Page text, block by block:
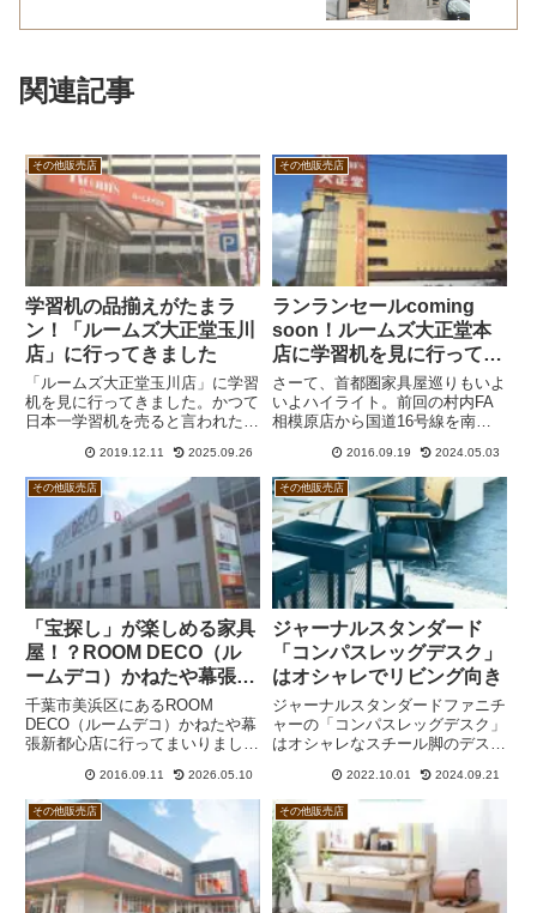
関連記事
その他販売店
学習机の品揃えがたまラ
ン！「ルームズ大正堂玉川
店」に行ってきました
「ルームズ大正堂玉川店」に学習
机を見に行ってきました。かつて
日本一学習机を売ると言われた店
ています。ウィドゥスタイルのセ
レクトも並んでいます。
2019.12.11 2025.09.26
その他販売店
ランランセールcoming
soon！ルームズ大正堂本
店に学習机を見に行ってき
ました
さーて、首都圏家具屋巡りもいよ
いよハイライト。前回の村内FA
相模原店から国道16号線を南に
ーテ、じゃなかった、ルームズ大
正堂本店に到着です。大正堂は神
奈川県随一の家具の老舗です。東
は東京都世田谷区の玉川店、以...
2016.09.19 2024.05.03
その他販売店
「宝探し」が楽しめる家具
屋！？ROOM DECO（ル
ームデコ）かねたや幕張新
都心店
千葉市美浜区にあるROOM
DECO（ルームデコ）かねたや幕
張新都心店に行ってまいりまし
売場なんですけど、闇鍋のような
ワクワク感もあります。学習机の
展示台数はおよそ60台あまりで
す。
2016.09.11 2026.05.10
その他販売店
ジャーナルスタンダード
「コンパスレッグデスク」
はオシャレでリビング向き
ジャーナルスタンダードファニチ
ャーの「コンパスレッグデスク」
はオシャレなスチール脚のデスク
期待できないものの、実用面では
まったく問題ありません。リビン
グもしくは書斎に置くのに適した
2サイズ展開。
2022.10.01 2024.09.21
その他販売店 その他販売店